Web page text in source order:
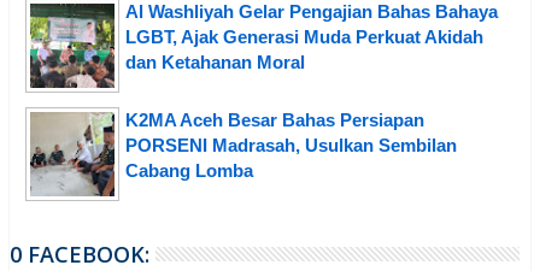
Al Washliyah Gelar Pengajian Bahas Bahaya
LGBT, Ajak Generasi Muda Perkuat Akidah
dan Ketahanan Moral
K2MA Aceh Besar Bahas Persiapan
PORSENI Madrasah, Usulkan Sembilan
Cabang Lomba
0 FACEBOOK: